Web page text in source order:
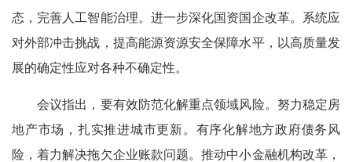
态，完善人工智能治理。进一步深化国资国企改革。系统应
对外部冲击挑战，提高能源资源安全保障水平，以高质量发
展的确定性应对各种不确定性。
会议指出，要有效防范化解重点领域风险。努力稳定房
地产市场，扎实推进城市更新。有序化解地方政府债务风
险，着力解决拖欠企业账款问题。推动中小金融机构改革，